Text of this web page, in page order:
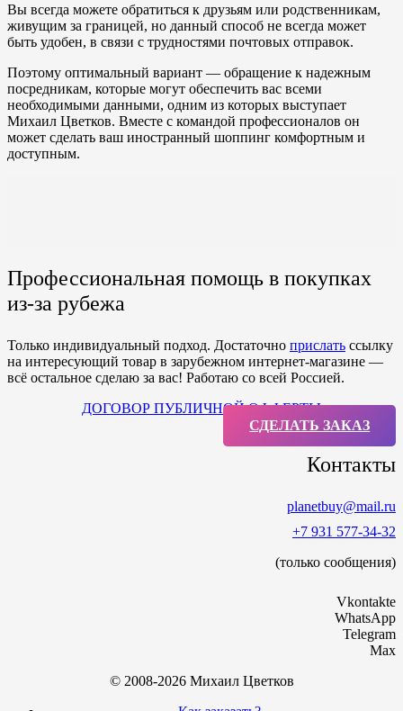
Вы всегда можете обратиться к друзьям или родственникам,
живущим за границей, но данный способ не всегда может
быть удобен, в связи с трудностями почтовых отправок.
Поэтому оптимальный вариант — обращение к надежным
посредникам, которые могут обеспечить вас всеми
необходимыми данными, одним из которых выступает
Михаил Цветков. Вместе с командой профессионалов он
может сделать ваш иностранный шоппинг комфортным и
доступным.
Профессиональная помощь в покупках
из-за рубежа
Только индивидуальный подход. Достаточно прислать ссылку
на интересующий товар в зарубежном интернет-магазине —
всё остальное сделаю за вас! Работаю со всей Россией.
ДОГОВОР ПУБЛИЧНОЙ ОФФЕРТЫ
СДЕЛАТЬ ЗАКАЗ
Контакты
planetbuy@mail.ru
+7 931 577-34-32
(только сообщения)
Vkontakte
WhatsApp
Telegram
Max
© 2008-2026 Михаил Цветков